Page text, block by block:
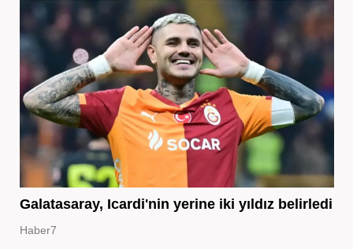
Galatasaray, Icardi'nin yerine iki yıldız belirledi
Haber7